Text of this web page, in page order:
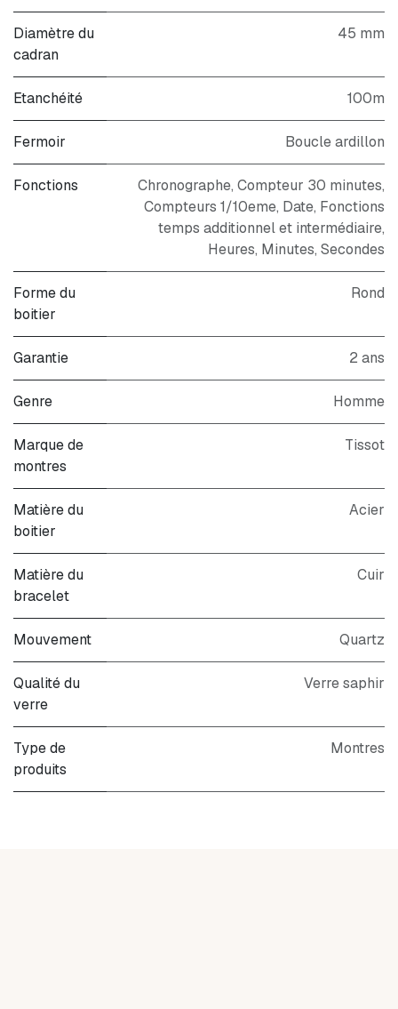
Diamètre du
cadran
45 mm
Etanchéité 100m
Fermoir Boucle ardillon
Fonctions
Chronographe, Compteur 30 minutes,
Compteurs 1/10eme, Date, Fonctions
temps additionnel et intermédiaire,
Heures, Minutes, Secondes
Forme du
boitier
Rond
Garantie 2 ans
Genre Homme
Marque de
montres
Tissot
Matière du
boitier
Acier
Matière du
bracelet
Cuir
Mouvement Quartz
Qualité du
verre
Verre saphir
Type de
produits
Montres